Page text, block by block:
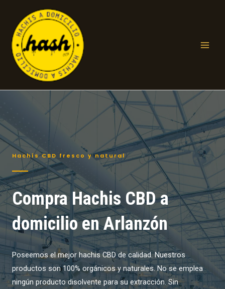
contenido
Hachís CBD fresco y natural
Compra Hachis CBD a
domicilio en Arlanzón
Poseemos el mejor hachis CBD de calidad. Nuestros
productos son 100% orgánicos y naturales. No se emplea
ningún producto disolvente para su extracción. Sin